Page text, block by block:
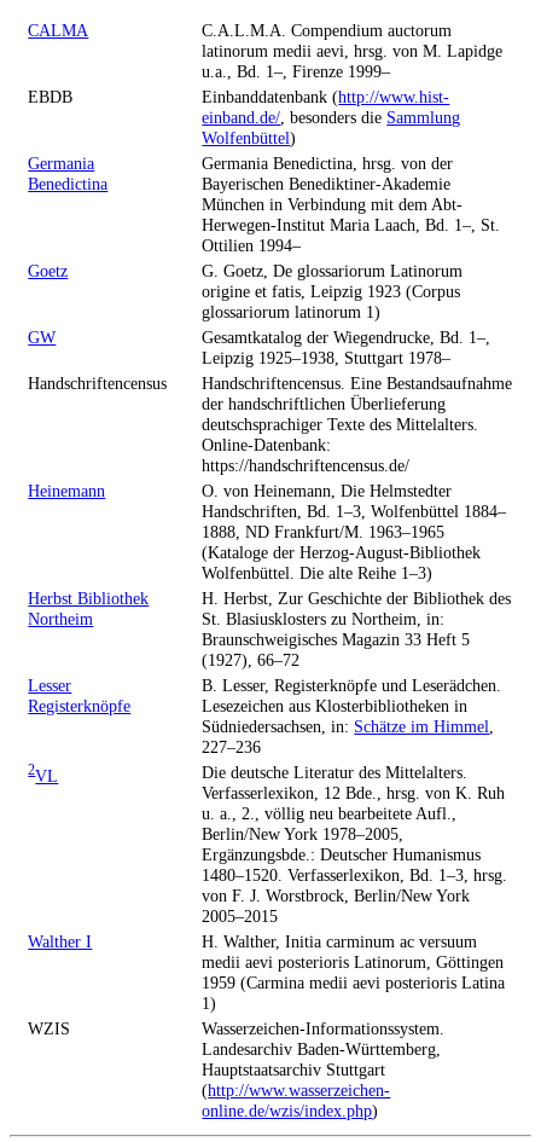
CALMA
C.A.L.M.A. Compendium auctorum
latinorum medii aevi, hrsg. von M. Lapidge
u.a., Bd. 1–, Firenze 1999–
EBDB
Einbanddatenbank (http://www.hist-
einband.de/ , besonders die Sammlung
Wolfenbüttel)
Germania
Benedictina
Germania Benedictina, hrsg. von der
Bayerischen Benediktiner-Akademie
München in Verbindung mit dem Abt-
Herwegen-Institut Maria Laach, Bd. 1–, St.
Ottilien 1994–
Goetz
G. Goetz, De glossariorum Latinorum
origine et fatis, Leipzig 1923 (Corpus
glossariorum latinorum 1)
GW
Gesamtkatalog der Wiegendrucke, Bd. 1–,
Leipzig 1925–1938, Stuttgart 1978–
Handschriftencensus
Handschriftencensus. Eine Bestandsaufnahme
der handschriftlichen Überlieferung
deutschsprachiger Texte des Mittelalters.
Online-Datenbank:
https://handschriftencensus.de/
Heinemann
O. von Heinemann, Die Helmstedter
Handschriften, Bd. 1–3, Wolfenbüttel 1884–
1888, ND Frankfurt/M. 1963–1965
(Kataloge der Herzog-August-Bibliothek
Wolfenbüttel. Die alte Reihe 1–3)
Herbst Bibliothek
Northeim
H. Herbst, Zur Geschichte der Bibliothek des
St. Blasiusklosters zu Northeim, in:
Braunschweigisches Magazin 33 Heft 5
(1927), 66–72
Lesser
Registerknöpfe
B. Lesser, Registerknöpfe und Leserädchen.
Lesezeichen aus Klosterbibliotheken in
Südniedersachsen, in: Schätze im Himmel
227–236
2VL
Die deutsche Literatur des Mittelalters.
Verfasserlexikon, 12 Bde., hrsg. von K. Ruh
u. a., 2., völlig neu bearbeitete Aufl.,
Berlin/New York 1978–2005,
Ergänzungsbde.: Deutscher Humanismus
1480–1520. Verfasserlexikon, Bd. 1–3, hrsg.
von F. J. Worstbrock, Berlin/New York
2005–2015
Walther I
H. Walther, Initia carminum ac versuum
medii aevi posterioris Latinorum, Göttingen
1959 (Carmina medii aevi posterioris Latina
1)
WZIS
Wasserzeichen-Informationssystem.
Landesarchiv Baden-Württemberg,
Hauptstaatsarchiv Stuttgart
(http://www.wasserzeichen-
online.de/wzis/index.php)